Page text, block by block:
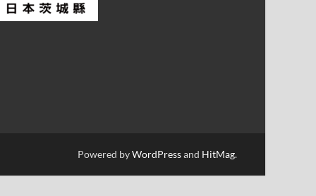
Powered byWordPressand HitMag.